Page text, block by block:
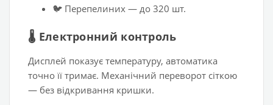
🐦 Перепелиних — до 320 шт.
🌡️ Електронний контроль
Дисплей показує температуру, автоматика
точно її тримає. Механічний переворот сіткою
— без відкривання кришки.